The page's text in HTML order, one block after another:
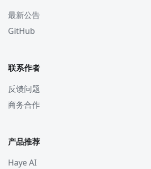
最新公告
GitHub
联系作者
反馈问题
商务合作
产品推荐
Haye AI